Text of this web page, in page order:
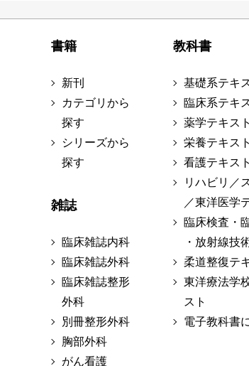
書籍
新刊
カテゴリから
探す
シリーズから
探す
雑誌
臨床雑誌内科
臨床雑誌外科
臨床雑誌整形
外科
別冊整形外科
胸部外科
がん看護
教科書
基礎系テキ
臨床系テキ
薬学テキスト
栄養テキスト
看護テキスト
リハビリ／
／東洋医学
臨床検査・
・放射線技
柔道整復テ
東洋療法学
スト
電子教科書